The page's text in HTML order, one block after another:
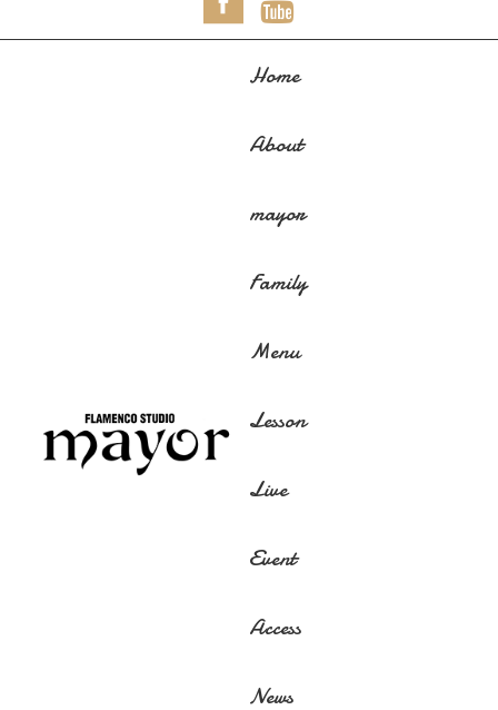
Home
About
mayor
Family
Menu
Lesson
Live
Event
Access
News